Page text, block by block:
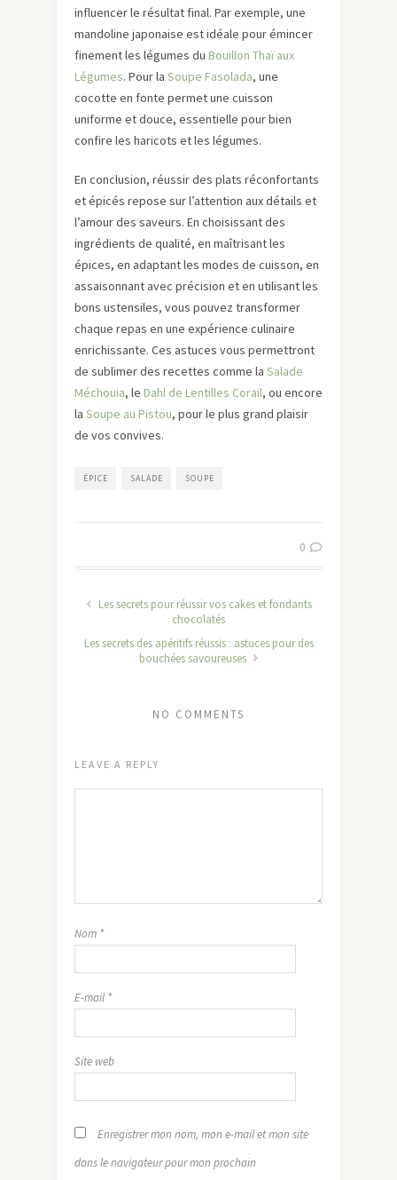
influencer le résultat final. Par exemple, une
mandoline japonaise est idéale pour émincer
finement les légumes du Bouillon Thaï aux
Légumes. Pour la Soupe Fasolada, une
cocotte en fonte permet une cuisson
uniforme et douce, essentielle pour bien
confire les haricots et les légumes.
En conclusion, réussir des plats réconfortants
et épicés repose sur l’attention aux détails et
l’amour des saveurs. En choisissant des
ingrédients de qualité, en maîtrisant les
épices, en adaptant les modes de cuisson, en
assaisonnant avec précision et en utilisant les
bons ustensiles, vous pouvez transformer
chaque repas en une expérience culinaire
enrichissante. Ces astuces vous permettront
de sublimer des recettes comme la Salade
Méchouia, le Dahl de Lentilles Corail, ou encore
la Soupe au Pistou, pour le plus grand plaisir
de vos convives.
ÉPICE SALADE SOUPE
0
Les secrets pour réussir vos cakes et fondants
chocolatés
Les secrets des apéritifs réussis : astuces pour des
bouchées savoureuses
NO COMMENTS
LEAVE A REPLY
Nom *
E-mail *
Site web
Enregistrer mon nom, mon e-mail et mon site
dans le navigateur pour mon prochain